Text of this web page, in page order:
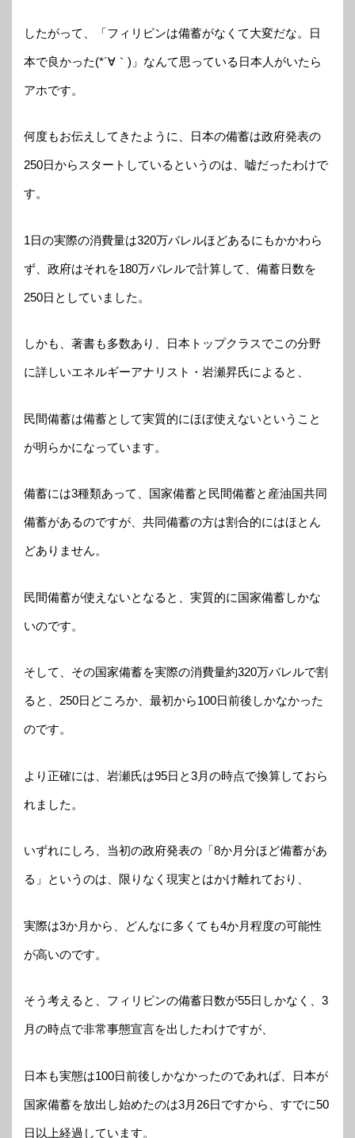
したがって、「フィリピンは備蓄がなくて大変だな。日
本で良かった(*´∀｀)」なんて思っている日本人がいたら
アホです。
何度もお伝えしてきたように、日本の備蓄は政府発表の
250日からスタートしているというのは、嘘だったわけで
す。
1日の実際の消費量は320万バレルほどあるにもかかわら
ず、政府はそれを180万バレルで計算して、備蓄日数を
250日としていました。
しかも、著書も多数あり、日本トップクラスでこの分野
に詳しいエネルギーアナリスト・岩瀬昇氏によると、
民間備蓄は備蓄として実質的にほぼ使えないということ
が明らかになっています。
備蓄には3種類あって、国家備蓄と民間備蓄と産油国共同
備蓄があるのですが、共同備蓄の方は割合的にはほとん
どありません。
民間備蓄が使えないとなると、実質的に国家備蓄しかな
いのです。
そして、その国家備蓄を実際の消費量約320万バレルで割
ると、250日どころか、最初から100日前後しかなかった
のです。
より正確には、岩瀬氏は95日と3月の時点で換算しておら
れました。
いずれにしろ、当初の政府発表の「8か月分ほど備蓄があ
る」というのは、限りなく現実とはかけ離れており、
実際は3か月から、どんなに多くても4か月程度の可能性
が高いのです。
そう考えると、フィリピンの備蓄日数が55日しかなく、3
月の時点で非常事態宣言を出したわけですが、
日本も実態は100日前後しかなかったのであれば、日本が
国家備蓄を放出し始めたのは3月26日ですから、すでに50
日以上経過しています。